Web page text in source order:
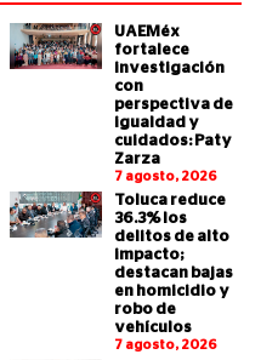
UAEMéx
fortalece
investigación
con
perspectiva de
igualdad y
cuidados: Paty
Zarza
7 agosto, 2026
Toluca reduce
36.3% los
delitos de alto
impacto;
destacan bajas
en homicidio y
robo de
vehículos
7 agosto, 2026